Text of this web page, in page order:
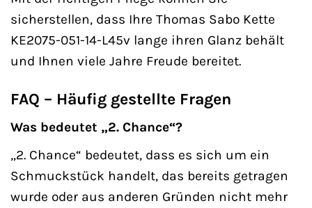
sicherstellen, dass Ihre Thomas Sabo Kette
KE2075-051-14-L45v lange ihren Glanz behält
und Ihnen viele Jahre Freude bereitet.
FAQ – Häufig gestellte Fragen
Was bedeutet „2. Chance“?
„2. Chance“ bedeutet, dass es sich um ein
Schmuckstück handelt, das bereits getragen
wurde oder aus anderen Gründen nicht mehr